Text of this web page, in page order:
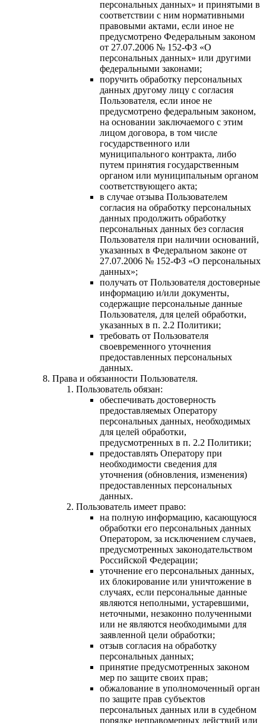
персональных данных» и принятыми в
соответствии с ним нормативными
правовыми актами, если иное не
предусмотрено Федеральным законом
от 27.07.2006 № 152-ФЗ «О
персональных данных» или другими
федеральными законами;
поручить обработку персональных
данных другому лицу с согласия
Пользователя, если иное не
предусмотрено федеральным законом,
на основании заключаемого с этим
лицом договора, в том числе
государственного или
муниципального контракта, либо
путем принятия государственным
органом или муниципальным органом
соответствующего акта;
в случае отзыва Пользователем
согласия на обработку персональных
данных продолжить обработку
персональных данных без согласия
Пользователя при наличии оснований,
указанных в Федеральном законе от
27.07.2006 № 152-ФЗ «О персональных
данных»;
получать от Пользователя достоверные
информацию и/или документы,
содержащие персональные данные
Пользователя, для целей обработки,
указанных в п. 2.2 Политики;
требовать от Пользователя
своевременного уточнения
предоставленных персональных
данных.
Права и обязанности Пользователя.
Пользователь обязан:
обеспечивать достоверность
предоставляемых Оператору
персональных данных, необходимых
для целей обработки,
предусмотренных в п. 2.2 Политики;
предоставлять Оператору при
необходимости сведения для
уточнения (обновления, изменения)
предоставленных персональных
данных.
Пользователь имеет право:
на полную информацию, касающуюся
обработки его персональных данных
Оператором, за исключением случаев,
предусмотренных законодательством
Российской Федерации;
уточнение его персональных данных,
их блокирование или уничтожение в
случаях, если персональные данные
являются неполными, устаревшими,
неточными, незаконно полученными
или не являются необходимыми для
заявленной цели обработки;
отзыв согласия на обработку
персональных данных;
принятие предусмотренных законом
мер по защите своих прав;
обжалование в уполномоченный орган
по защите прав субъектов
персональных данных или в судебном
порядке неправомерных действий или